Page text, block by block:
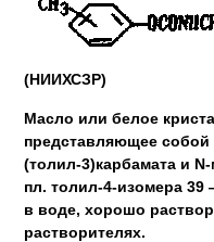
(НИИХСЗР)
Масло или белое
представляющее собой
(толил-3)карбамата и
пл. толил-4-изомера 39
в воде, хорошо
растворителях.